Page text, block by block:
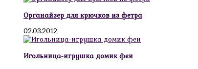
Органайзер для крючков из фетра
02.03.2012
Игольница-игрушка домик феи